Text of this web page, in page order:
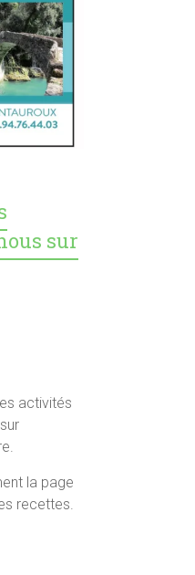
sur
activités
la page
recettes.